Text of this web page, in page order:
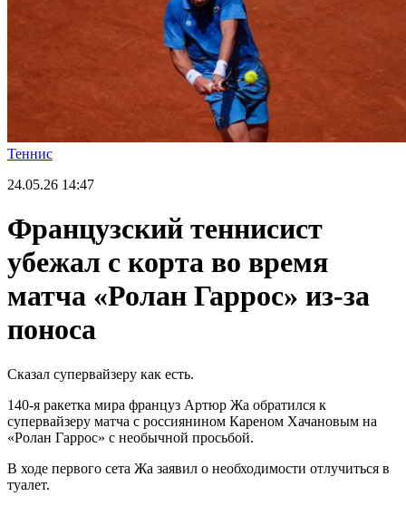
Теннис
24.05.26 14:47
Французский теннисист
убежал с корта во время
матча «Ролан Гаррос» из-за
поноса
Сказал супервайзеру как есть.
140-я ракетка мира француз Артюр Жа обратился к
супервайзеру матча с россиянином Кареном Хачановым на
«Ролан Гаррос» с необычной просьбой.
В ходе первого сета Жа заявил о необходимости отлучиться в
туалет.